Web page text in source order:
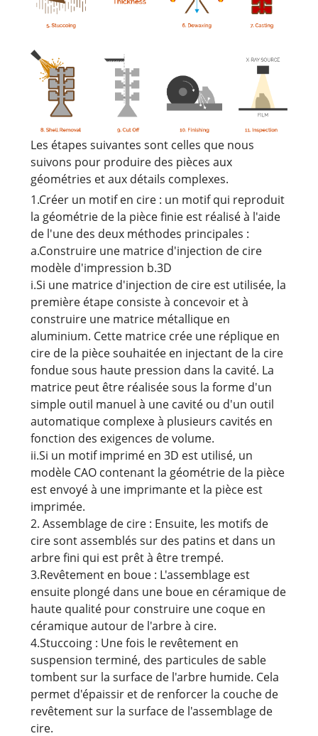
Les étapes suivantes sont celles que nous
suivons pour produire des pièces aux
géométries et aux détails complexes.
1.Créer un motif en cire : un motif qui reproduit
la géométrie de la pièce finie est réalisé à l'aide
de l'une des deux méthodes principales :
a.Construire une matrice d'injection de cire
modèle d'impression b.3D
i.Si une matrice d'injection de cire est utilisée, la
première étape consiste à concevoir et à
construire une matrice métallique en
aluminium. Cette matrice crée une réplique en
cire de la pièce souhaitée en injectant de la cire
fondue sous haute pression dans la cavité. La
matrice peut être réalisée sous la forme d'un
simple outil manuel à une cavité ou d'un outil
automatique complexe à plusieurs cavités en
fonction des exigences de volume.
ii.Si un motif imprimé en 3D est utilisé, un
modèle CAO contenant la géométrie de la pièce
est envoyé à une imprimante et la pièce est
imprimée.
2. Assemblage de cire : Ensuite, les motifs de
cire sont assemblés sur des patins et dans un
arbre fini qui est prêt à être trempé.
3.Revêtement en boue : L'assemblage est
ensuite plongé dans une boue en céramique de
haute qualité pour construire une coque en
céramique autour de l'arbre à cire.
4.Stuccoing : Une fois le revêtement en
suspension terminé, des particules de sable
tombent sur la surface de l'arbre humide. Cela
permet d'épaissir et de renforcer la couche de
revêtement sur la surface de l'assemblage de
cire.